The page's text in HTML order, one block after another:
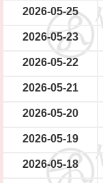
2026-05-25
2026-05-23
2026-05-22
2026-05-21
2026-05-20
2026-05-19
2026-05-18